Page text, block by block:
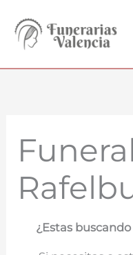
contenido
¿Estas